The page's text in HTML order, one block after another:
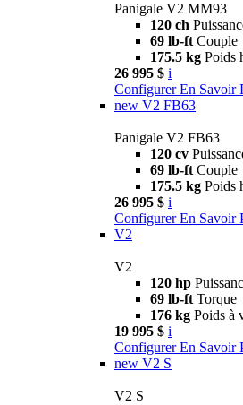
Panigale V2 MM93
120 ch
69 lb-ft Couple
175.5 kg Poids
26 995 $ i
Configurer En Savoir
new V2 FB63
Panigale V2 FB63
120 cv
69 lb-ft Couple
175.5 kg Poids
26 995 $ i
Configurer En Savoir
V2
V2
120 hp
69 lb-ft Torque
176 kg Poids à
19 995 $ i
Configurer En Savoir
new V2 S
V2 S